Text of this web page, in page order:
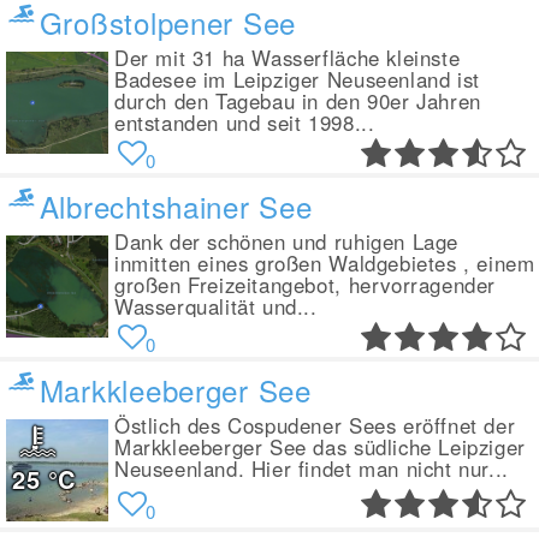
Großstolpener See
Der mit 31 ha Wasserfläche kleinste
Badesee im Leipziger Neuseenland ist
durch den Tagebau in den 90er Jahren
entstanden und seit 1998...
0
Albrechtshainer See
Dank der schönen und ruhigen Lage
inmitten eines großen Waldgebietes , einem
großen Freizeitangebot, hervorragender
Wasserqualität und...
0
Markkleeberger See
Östlich des Cospudener Sees eröffnet der
Markkleeberger See das südliche Leipziger
Neuseenland. Hier findet man nicht nur...
25°C
0